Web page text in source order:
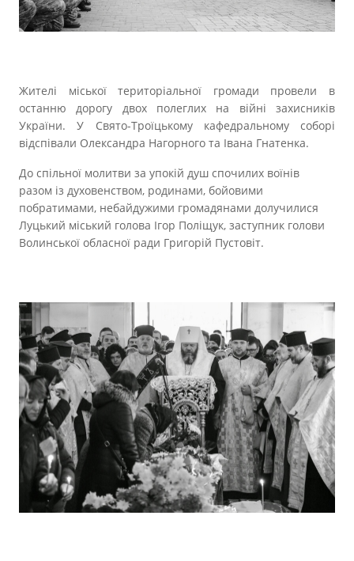
Жителі міської територіальної громади провели в
останню дорогу двох полеглих на війні захисників
України. У Свято-Троїцькому кафедральному соборі
відспівали Олександра Нагорного та Івана Гнатенка.
До спільної молитви за упокій душ спочилих воїнів
разом із духовенством, родинами, бойовими
побратимами, небайдужими громадянами долучилися
Луцький міський голова Ігор Поліщук, заступник голови
Волинської обласної ради Григорій Пустовіт.